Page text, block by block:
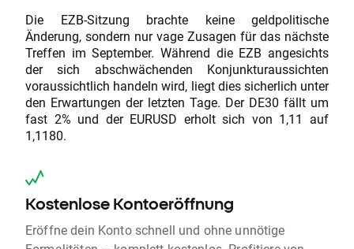
Die EZB-Sitzung brachte keine geldpolitische
Änderung, sondern nur vage Zusagen für das nächste
Treffen im September. Während die EZB angesichts
der sich abschwächenden Konjunkturaussichten
voraussichtlich handeln wird, liegt dies sicherlich unter
den Erwartungen der letzten Tage. Der DE30 fällt um
fast 2% und der EURUSD erholt sich von 1,11 auf
1,1180.
Kostenlose Kontoeröffnung
Eröffne dein Konto schnell und ohne unnötige